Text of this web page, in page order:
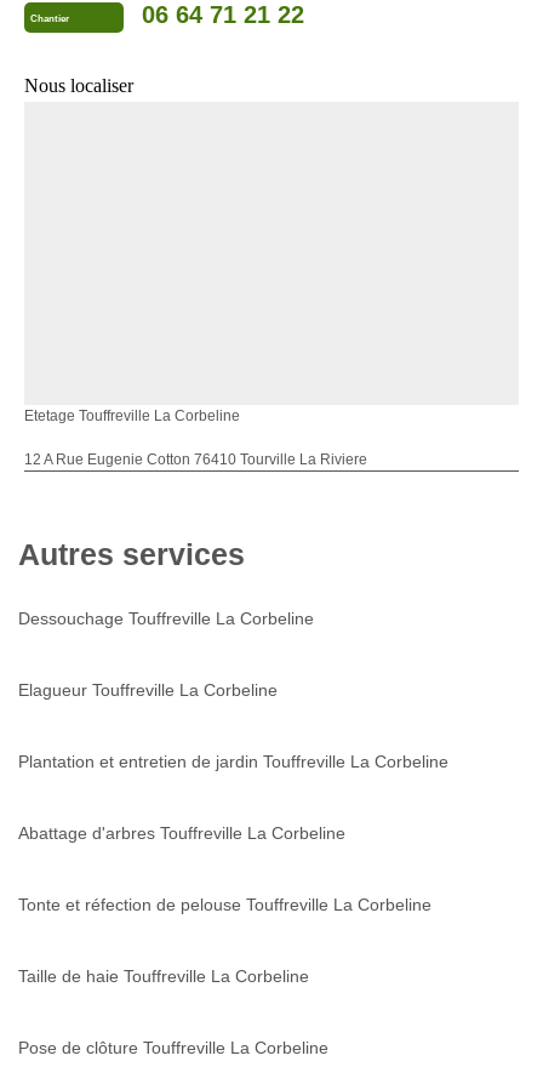
Chantier 06 64 71 21 22
Nous localiser
Etetage Touffreville La Corbeline
12 A Rue Eugenie Cotton 76410 Tourville La Riviere
Autres services
Dessouchage Touffreville La Corbeline
Elagueur Touffreville La Corbeline
Plantation et entretien de jardin Touffreville La Corbeline
Abattage d'arbres Touffreville La Corbeline
Tonte et réfection de pelouse Touffreville La Corbeline
Taille de haie Touffreville La Corbeline
Pose de clôture Touffreville La Corbeline